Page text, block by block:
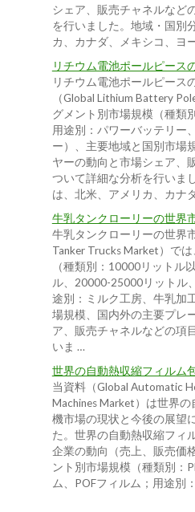
シェア、販売チャネルなど
を行いました。地域・国別
カ、カナダ、メキシコ、ヨ
リチウム電池ポールピース
リチウム電池ポールピース
（Global Lithium Battery
グメント別市場規模（種類
用途別：パワーバッテリー
ー）、主要地域と国別市場
ヤーの動向と市場シェア、
ついて詳細な分析を行いま
は、北米、アメリカ、カナ
牛乳タンクローリーの世界
牛乳タンクローリーの世界
Tanker Trucks Market）で
（種類別：10000リットル
ル、20000-25000リットル
途別：ミルク工房、牛乳加
場規模、国内外の主要プレ
ア、販売チャネルなどの項
いま …
世界の自動熱収縮フィルム
当資料（Global Automatic
Machines Market）は世界
機市場の現状と今後の展望
た。世界の自動熱収縮フィ
企業の動向（売上、販売価
ント別市場規模（種類別：
ム、POFフィルム；用途別